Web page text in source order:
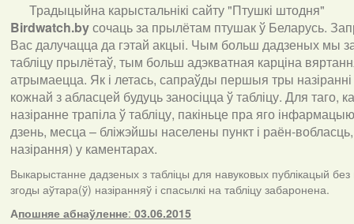
Традыцыйна карыстальнікі сайту "Птушкі штодня"
Birdwatch.byсочаць за прылётам птушак ў Беларусь.
Вас далучацца да гэтай акцыі. Чым больш дадзеных мы
табліцу прылётаў, тым больш адэкватная карціна
атрымаецца. Як і летась, сапраўды першыя тры
кожнай з абласцей будуць заносіцца ў табліцу. Для таго,
назіранне трапіла ў табліцу, пакіньце пра яго
дзень, месца – бліжэйшы населены пункт і раён-
назірання) у каментарах.
Выкарыстанне дадзеных з табліцы для навуковых публікацый без
згоды аўтара(ў) назіранняў і спасылкі на табліцу забаронена.
Апошняе абнаўленне: 03.06.2015